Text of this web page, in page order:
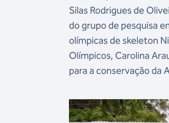
Silas Rodrigues de
do grupo de pesquisa
olímpicas de skeleton
Olímpicos, Carolina
para a conservação da